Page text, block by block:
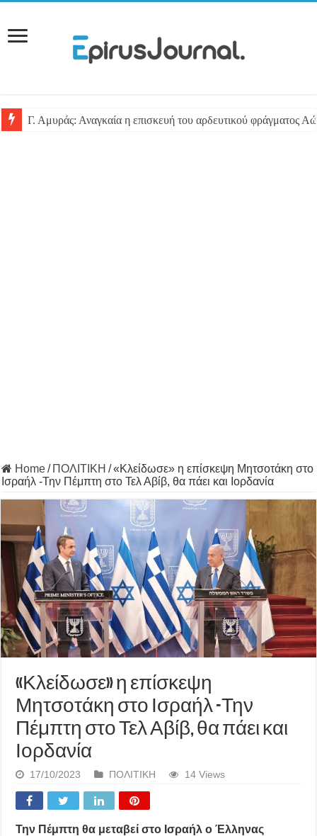
Γ. Αμυράς: Αναγκαία η επισκευή του αρδευτικού φράγματος
Home/ ΠΟΛΙΤΙΚΗ /«Κλείδωσε» η επίσκεψη Μητσοτάκη στο
Ισραήλ -Την Πέμπτη στο Τελ Αβίβ, θα πάει και Ιορδανία
«Κλείδωσε» η επίσκεψη
Μητσοτάκη στο Ισραήλ -Την
Πέμπτη στο Τελ Αβίβ, θα πάει και
Ιορδανία
17/10/2023 ΠΟΛΙΤΙΚΗ 14 Views
Την Πέμπτη θα μεταβεί στο Ισραήλ ο Έλληνας